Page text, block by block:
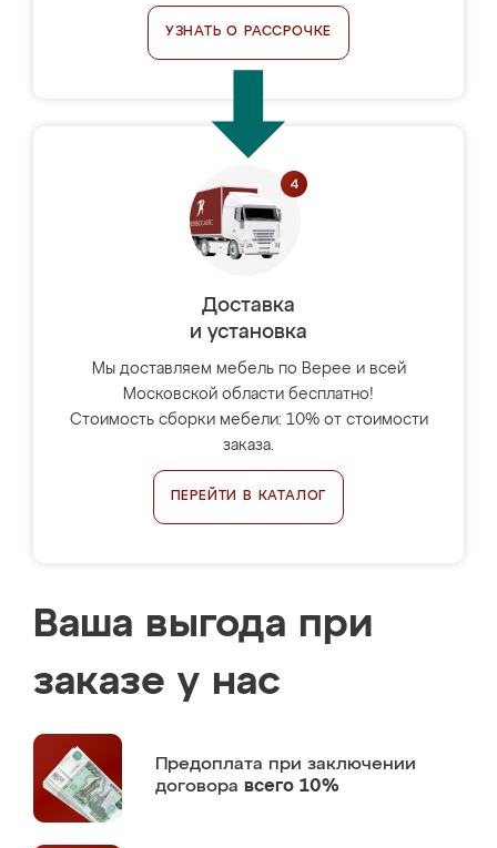
УЗНАТЬ О РАССРОЧКЕ
Доставка
и установка
Мы доставляем мебель по Верее и всей
Московской области бесплатно!
Стоимость сборки мебели: 10% от стоимости
заказа.
ПЕРЕЙТИ В КАТАЛОГ
Ваша выгода при
заказе у нас
Предоплата при заключении
договора всего 10%